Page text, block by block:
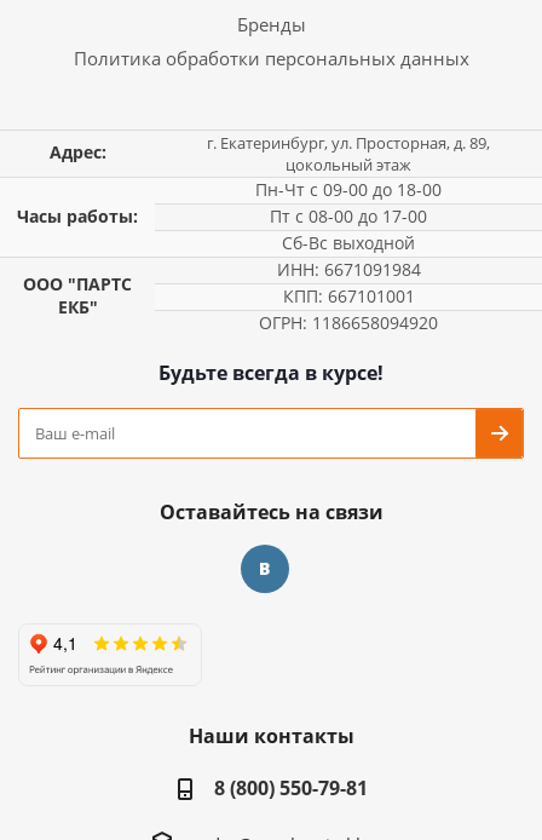
Бренды
Политика обработки персональных данных
Адрес:
г. Екатеринбург, ул. Просторная, д. 89,
цокольный этаж
Часы работы:
Пн-Чт с 09-00 до 18-00
Пт с 08-00 до 17-00
Сб-Вс выходной
ООО "ПАРТС
ЕКБ"
ИНН: 6671091984
КПП: 667101001
ОГРН: 1186658094920
Будьте всегда в курсе!
Оставайтесь на связи
Наши контакты
8 (800) 550-79-81